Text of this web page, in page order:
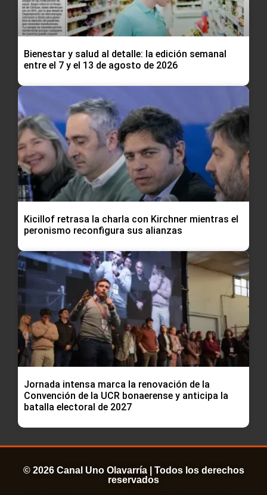
Bienestar y salud al detalle: la edición semanal
entre el 7 y el 13 de agosto de 2026
Kicillof retrasa la charla con Kirchner mientras el
peronismo reconfigura sus alianzas
Jornada intensa marca la renovación de la
Convención de la UCR bonaerense y anticipa la
batalla electoral de 2027
© 2026 Canal Uno Olavarría | Todos los derechos
reservados